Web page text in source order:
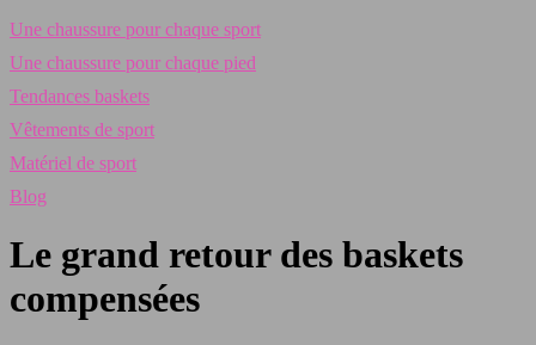
Une chaussure pour chaque sport
Une chaussure pour chaque pied
Tendances baskets
Vêtements de sport
Matériel de sport
Blog
Le grand retour des baskets
compensées